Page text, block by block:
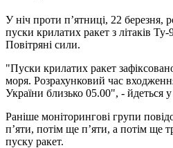
У ніч проти п’ятниці, 22 березня,
пуски крилатих ракет з літаків
Повітряні сили.
"Пуски крилатих ракет
моря. Розрахунковий час
України близько 05.00", - йдеться
Раніше моніторингові групи
п’яти, потім ще п’яти, а потім ще
пуску ракет.